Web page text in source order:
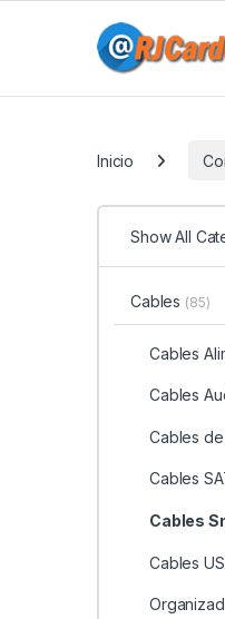
Inicio
Show All
Cables (85)
Cables
Cables
Cables
Cables
Cables
Cables